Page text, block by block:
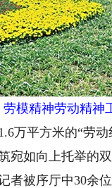
劳模精神劳动精神
平方米的“劳动
宛如向上托举的
被序厅中30余位